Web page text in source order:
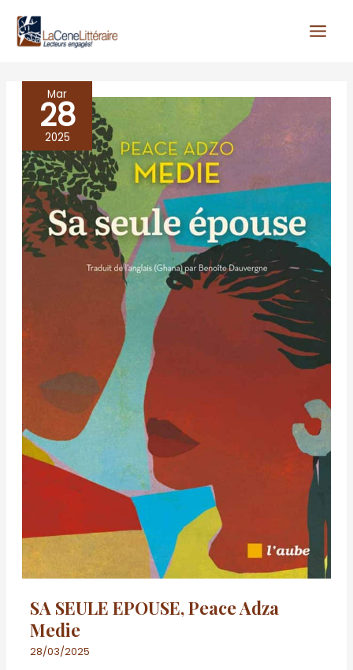
Mar
28
2025
SA SEULE EPOUSE, Peace Adza
Medie
28/03/2025
SA
SEULE
EPOUSE,
Peace
Adza
Medie